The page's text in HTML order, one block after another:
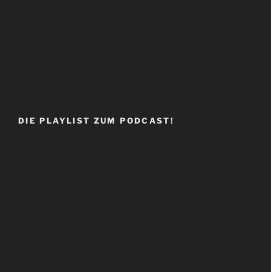
DIE PLAYLIST ZUM PODCAST!